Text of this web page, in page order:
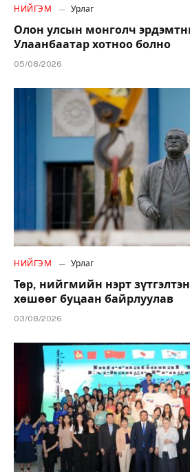
НИЙГЭМ Урлаг
Олон улсын монголч
Улаанбаатар хотноо болно
05/08/2026
НИЙГЭМ Урлаг
Төр, нийгмийн нэрт
хөшөөг буцаан байрлуулав
03/08/2026